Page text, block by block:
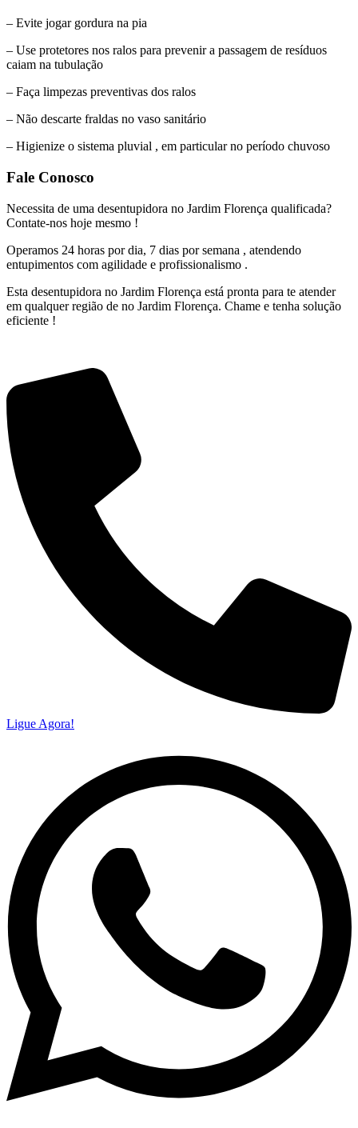
– Evite jogar gordura na pia
– Use protetores nos ralos para prevenir a passagem de resíduos
caiam na tubulação
– Faça limpezas preventivas dos ralos
– Não descarte fraldas no vaso sanitário
– Higienize o sistema pluvial , em particular no período chuvoso
Fale Conosco
Necessita de uma desentupidora no Jardim Florença qualificada?
Contate-nos hoje mesmo !
Operamos 24 horas por dia, 7 dias por semana , atendendo
entupimentos com agilidade e profissionalismo .
Esta desentupidora no Jardim Florença está pronta para te atender
em qualquer região de no Jardim Florença. Chame e tenha solução
eficiente !
Ligue Agora!